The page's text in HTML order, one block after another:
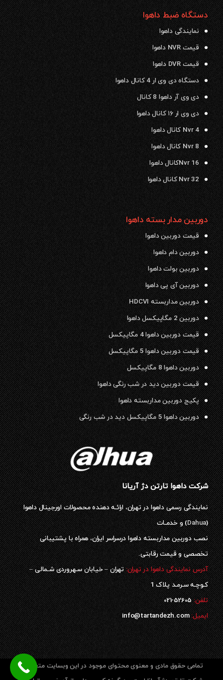
دستگاه ضبط داهوا
نمایندگی داهوا
قیمت NVR داهوا
قیمت DVR داهوا
دستگاه دی وی ار 4 کانال داهوا
دی وی آر داهوا 8 کانال
دی وی ار ۱۶ کانال داهوا
Nvr 4 کانال داهوا
Nvr 8 کانال داهوا
Nvr 16کانال داهوا
Nvr 32 کانال داهوا
دوربین مدار بسته داهوا
قیمت دوربین داهوا
دوربین دام داهوا
دوربین بولت داهوا
دوربین آی پی داهوا
دوربین مداربسته HDCVI
دوربین 2 مگاپیکسل داهوا
قیمت دوربین داهوا 4 مگاپیکسل
قیمت دوربین داهوا 5 مگاپیکسل
دوربین داهوا 8 مگاپیکسل
قیمت دوربین دید در شب رنگی داهوا
پکیج دوربین مداربسته داهوا
دوربین داهوا 5 مگاپیکسل دید در شب رنگی
شرکت داهوا تارتن دژ آریانا
نمایندگی رسمی داهوا در تهران، ارائـه دهنده محصولات اورجینال داهوا
(
Dahua) و خدمـات
نصب دوربین مداربسته داهوا درسراسر ایران، همراه با پشتیبانی
تخصصی و قیمت رقابتی.
آدرس نمایندگی داهوا در تهران:تهران – خیابان سـهروردی شـمالی –
کـوچـه سـرمـد پلاک 1
تلفن:52605-021
ایمیل:info@tartandezh.com
تمامی حقوق مادی و معنوی محتوای موجود در این وبسایت متعلق به